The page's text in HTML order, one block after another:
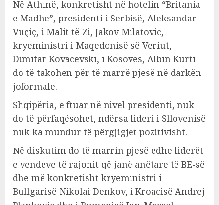
Në Athinë, konkretisht në hotelin “Britania
e Madhe”, presidenti i Serbisë, Aleksandar
Vuçiç, i Malit të Zi, Jakov Milatovic,
kryeministri i Maqedonisë së Veriut,
Dimitar Kovacevski, i Kosovës, Albin Kurti
do të takohen për të marrë pjesë në darkën
joformale.
Shqipëria, e ftuar në nivel presidenti, nuk
do të përfaqësohet, ndërsa lideri i Sllovenisë
nuk ka mundur të përgjigjet pozitivisht.
Në diskutim do të marrin pjesë edhe liderët
e vendeve të rajonit që janë anëtare të BE-së
dhe më konkretisht kryeministri i
Bullgarisë Nikolai Denkov, i Kroacisë Andrej